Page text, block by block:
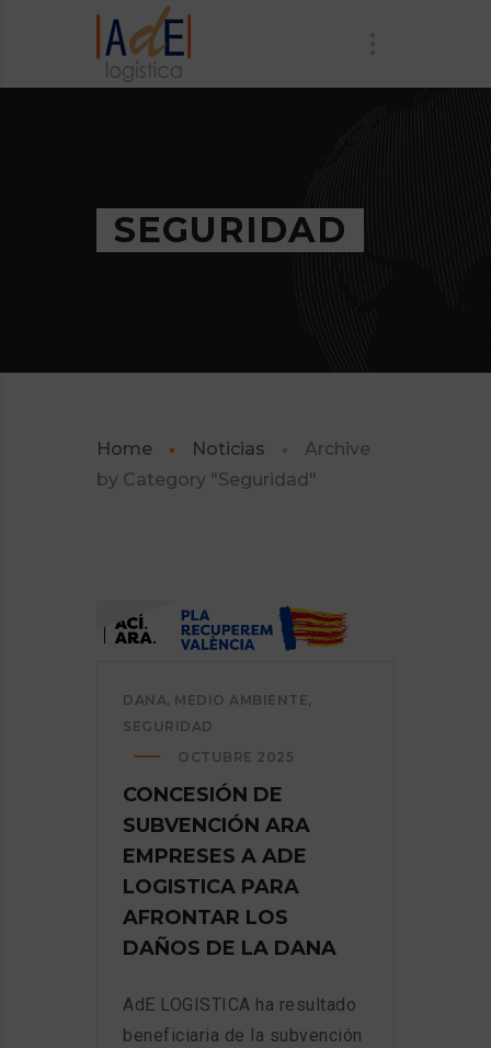
SEGURIDAD
Home Noticias
Archive
by Category "Seguridad"
DANA, MEDIO AMBIENTE,
SEGURIDAD
OCTUBRE 2025
CONCESIÓN DE
SUBVENCIÓN ARA
EMPRESES A ADE
LOGISTICA PARA
AFRONTAR LOS
DAÑOS DE LA DANA
AdE LOGISTICA ha resultado
beneficiaria de la subvención